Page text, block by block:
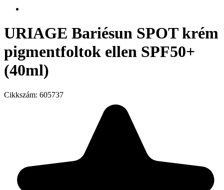
URIAGE Bariésun SPOT krém
pigmentfoltok ellen SPF50+
(40ml)
Cikkszám: 605737